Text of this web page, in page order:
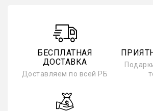
БЕСПЛАТНАЯ
ДОСТАВКА
Доставляем по всей РБ